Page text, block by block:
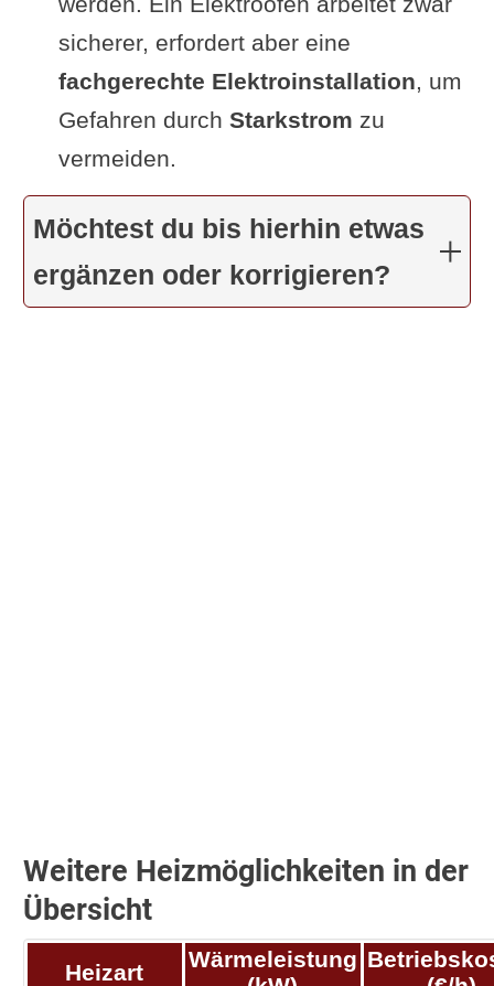
sicherer, erfordert aber eine
fachgerechte Elektroinstallation, um
Gefahren durch Starkstrom zu
vermeiden.
Möchtest du bis hierhin etwas
ergänzen oder korrigieren?
Weitere Heizmöglichkeiten in der
Übersicht
Heizart
Wärmeleistung